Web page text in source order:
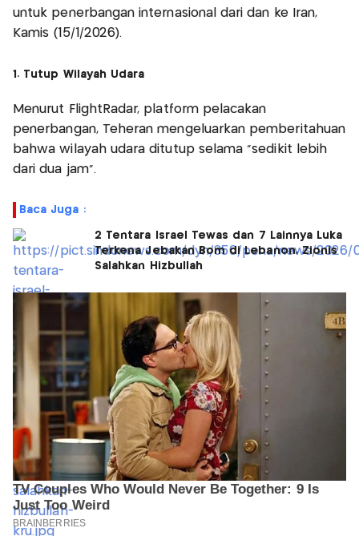
untuk penerbangan internasional dari dan ke Iran,
Kamis (15/1/2026).
1. Tutup Wilayah Udara
Menurut FlightRadar, platform pelacakan
penerbangan, Teheran mengeluarkan pemberitahuan
bahwa wilayah udara ditutup selama "sedikit lebih
dari dua jam".
Baca Juga :
2 Tentara Israel Tewas dan 7 Lainnya Luka
Terkena Jebakan Bom di Lebanon, Zionis
Salahkan Hizbullah